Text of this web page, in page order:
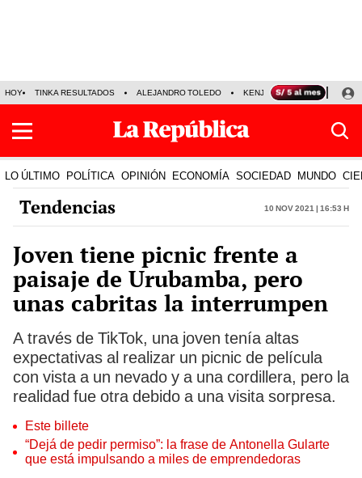
HOY TINKA RESULTADOS ALEJANDRO TOLEDO KENJI FUJIMORI
LO ÚLTIMO POLÍTICA OPINIÓN ECONOMÍA SOCIEDAD MUNDO
Tendencias 10 Nov 2021 | 16:53 h
Joven tiene picnic frente a
paisaje de Urubamba, pero
unas cabritas la interrumpen
A través de TikTok, una joven tenía altas
expectativas al realizar un picnic de película
con vista a un nevado y a una cordillera, pero la
realidad fue otra debido a una visita sorpresa.
Este billete
“Dejá de pedir permiso”: la frase de Antonella Gularte
que está impulsando a miles de emprendedoras